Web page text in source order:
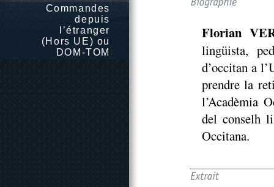
Commandes
depuis
l’étranger
(Hors UE) ou
DOM-TOM
Florian
lingüista,
d’occitan a
prendre la
l’Acadèmia
del conselh
Occitana.